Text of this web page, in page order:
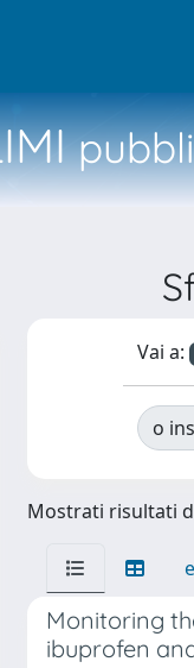
Vai a:
o
Mostrati risultati
Monitoring
ibuprofen